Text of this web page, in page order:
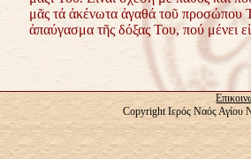
μᾶς τά ἀκένωτα ἀγαθά τοῦ προσώπου
ἀπαύγασμα τῆς δόξας Του, πού μένει
Copyright Ιερός Ναός Αγίου